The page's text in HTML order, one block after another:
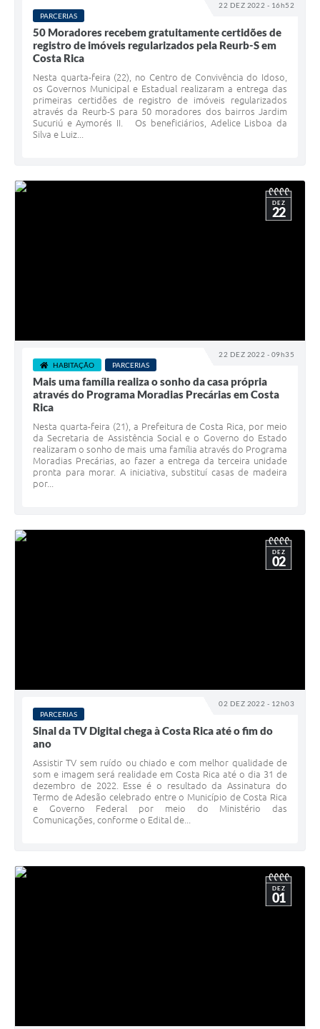
22 DEZ 2022 - 16h52
PARCERIAS
50 Moradores recebem gratuitamente certidões de
registro de imóveis regularizados pela Reurb-S em
Costa Rica
Nesta quarta-feira (22), no Centro de Convivência do Idoso,
os Governos Municipal e Estadual realizaram a entrega das
primeiras certidões de registro de imóveis regularizados
através da Reurb-S para 50 moradores dos bairros Jardim
Sucuriú e Aymorés II. Os beneficiários, Adelice Lisboa da
Silva e Luiz...
22 DEZ 2022 - 09h35
DEZ
22
HABITAÇÃO PARCERIAS
Mais uma família realiza o sonho da casa própria
através do Programa Moradias Precárias em Costa
Rica
Nesta quarta-feira (21), a Prefeitura de Costa Rica, por meio
da Secretaria de Assistência Social e o Governo do Estado
realizaram o sonho de mais uma família através do Programa
Moradias Precárias, ao fazer a entrega da terceira unidade
pronta para morar. A iniciativa, substituí casas de madeira
por...
02 DEZ 2022 - 12h03
DEZ
02
PARCERIAS
Sinal da TV Digital chega à Costa Rica até o fim do
ano
Assistir TV sem ruído ou chiado e com melhor qualidade de
som e imagem será realidade em Costa Rica até o dia 31 de
dezembro de 2022. Esse é o resultado da Assinatura do
Termo de Adesão celebrado entre o Município de Costa Rica
e Governo Federal por meio do Ministério das
Comunicações, conforme o Edital de...
DEZ
01